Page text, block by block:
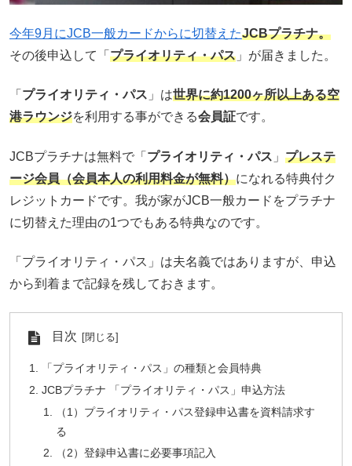
今年9月にJCB一般カードからに切替えたJCBプラチナ。
その後申込して「 プライオリティ・パス 」が届きました。
「 プライオリティ・パス 」は世界に約1200ヶ所以上ある空
港ラウンジを利用する事ができる会員証です。
JCBプラチナは無料で「 プライオリティ・パス 」 プレステ
ージ会員（会員本人の利用料金が無料）になれる特典付ク
レジットカードです。我が家がJCB一般カードをプラチナ
に切替えた理由の1つでもある特典なのです。
「プライオリティ・パス」は夫名義ではありますが、申込
から到着まで記録を残しておきます。
目次
「プライオリティ・パス」の種類と会員特典
JCBプラチナ 「プライオリティ・パス」申込方法
（1）プライオリティ・パス登録申込書を資料請求す
る
（2）登録申込書に必要事項記入